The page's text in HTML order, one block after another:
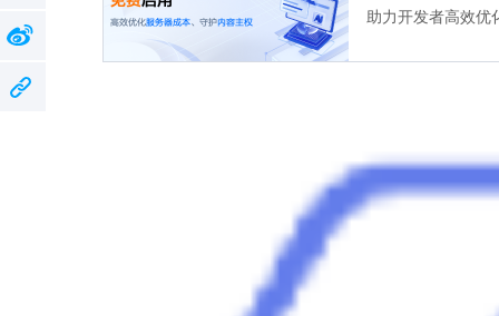
助力开发者高效优